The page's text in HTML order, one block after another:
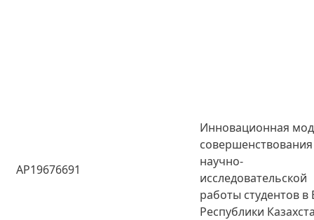
AP19676691
Инновационная
совершенствования
научно-
исследовательской
работы студентов в
Республики